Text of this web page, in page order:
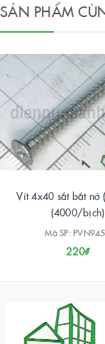
SẢN PHẨM
Vít 4x40 sắt bắt nở
(4000/bịch)
Mã SP:
220₫